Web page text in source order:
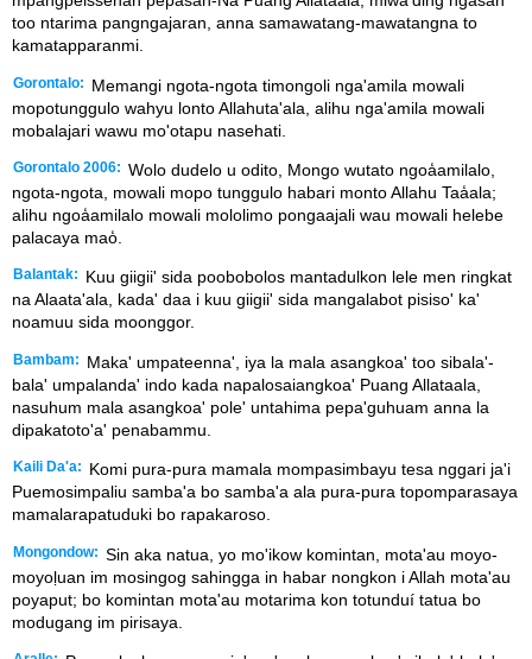
too ntarima pangngajaran, anna samawatang-mawatangna to
kamatapparanmi.
Gorontalo:
Memangi ngota-ngota timongoli nga'amila mowali
mopotunggulo wahyu lonto Allahuta'ala, alihu nga'amila mowali
mobalajari wawu mo'otapu nasehati.
Gorontalo 2006: Wolo dudelo u odito, Mongo wutato ngoa̒amilalo,
ngota-ngota, mowali mopo tunggulo habari monto Allahu Taa̒ala;
alihu ngoa̒amilalo mowali mololimo pongaajali wau mowali helebe
palacaya mao̒.
Balantak:
Kuu giigii' sida poobobolos mantadulkon lele men ringkat
na Alaata'ala, kada' daa i kuu giigii' sida mangalabot pisiso' ka'
noamuu sida moonggor.
Bambam:
Maka' umpateenna', iya la mala asangkoa' too sibala'-
bala' umpalanda' indo kada napalosaiangkoa' Puang Allataala,
nasuhum mala asangkoa' pole' untahima pepa'guhuam anna la
dipakatoto'a' penabammu.
Kaili Da'a:
Komi pura-pura mamala mompasimbayu tesa nggari ja'i
Puemosimpaliu samba'a bo samba'a ala pura-pura topomparasaya
mamalarapatuduki bo rapakaroso.
Mongondow: Sin aka natua, yo mo'ikow komintan, mota'au moyo-
moyoḷuan im mosingog sahingga in habar nongkon i Allah mota'au
poyaput; bo komintan mota'au motarima kon totunduí tatua bo
modugang im pirisaya.